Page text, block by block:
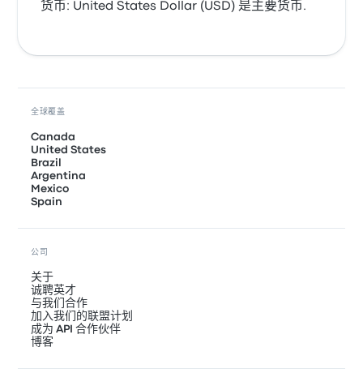
货币: United States Dollar (USD) 是主要货币.
全球覆盖
Canada
United States
Brazil
Argentina
Mexico
Spain
公司
关于
诚聘英才
与我们合作
加入我们的联盟计划
成为 API 合作伙伴
博客